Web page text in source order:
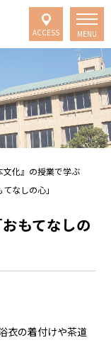
ACCESS MENU
文化』の授業で学ぶ
てなしの心」
もてなしの
衣の着付けや茶道